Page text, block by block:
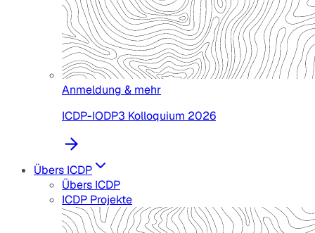
Anmeldung & mehr
ICDP-IODP3 Kolloquium 2026
Übers ICDP
Übers ICDP
ICDP Projekte